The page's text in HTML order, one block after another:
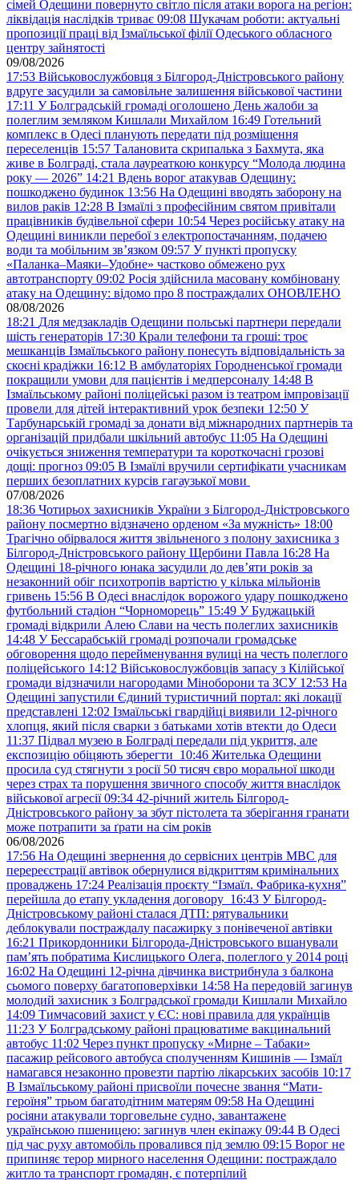
сімей Одещини повернуто світло після атаки ворога на регіон:
ліквідація наслідків триває 09:08 Шукачам роботи: актуальні
пропозиції праці від Ізмаїльської філії Одеського обласного
центру зайнятості
09/08/2026
17:53 Військовослужбовця з Білгород-Дністровського району
вдруге засудили за самовільне залишення військової частини
17:11 У Болградській громаді оголошено День жалоби за
полеглим земляком Кишлали Михайлом 16:49 Готельний
комплекс в Одесі планують передати під розміщення
переселенців 15:57 Талановита скрипалька з Бахмута, яка
живе в Болграді, стала лауреаткою конкурсу “Молода людина
року — 2026” 14:21 Вдень ворог атакував Одещину:
пошкоджено будинок 13:56 На Одещині вводять заборону на
вилов раків 12:28 В Ізмаїлі з професійним святом привітали
працівників будівельної сфери 10:54 Через російську атаку на
Одещині виникли перебої з електропостачанням, подачею
води та мобільним звʼязком 09:57 У пункті пропуску
«Паланка–Маяки–Удобне» частково обмежено рух
автотранспорту 09:02 Росія здійснила масовану комбіновану
атаку на Одещину: відомо про 8 постраждалих ОНОВЛЕНО
08/08/2026
18:21 Для медзакладів Одещини польські партнери передали
шість генераторів 17:30 Крали телефони та гроші: троє
мешканців Ізмаїльського району понесуть відповідальність за
скоєні крадіжки 16:12 В амбулаторіях Городненської громади
покращили умови для пацієнтів і медперсоналу 14:48 В
Ізмаїльському районі поліцейські разом із театром імпровізації
провели для дітей інтерактивний урок безпеки 12:50 У
Тарбунарській громаді за донати від міжнародних партнерів та
організацій придбали шкільний автобус 11:05 На Одещині
очікується зниження температури та короткочасні грозові
дощі: прогноз 09:05 В Ізмаїлі вручили сертифікати учасникам
перших безоплатних курсів гагаузької мови
07/08/2026
18:36 Чотирьох захисників України з Білгород-Дністровського
району посмертно відзначено орденом «За мужність» 18:00
Трагічно обірвалося життя звільненого з полону захисника з
Білгород-Дністровського району Щербини Павла 16:28 На
Одещині 18-річного юнака засудили до дев’яти років за
незаконний обіг психотропів вартістю у кілька мільйонів
гривень 15:56 В Одесі внаслідок ворожого удару пошкоджено
футбольний стадіон “Чорноморець” 15:49 У Буджацькій
громаді відкрили Алею Слави на честь полеглих захисників
14:48 У Бессарабській громаді розпочали громадське
обговорення щодо перейменування вулиці на честь полеглого
поліцейського 14:12 Військовослужбовців запасу з Кілійської
громади відзначили нагородами Міноборони та ЗСУ 12:53 На
Одещині запустили Єдиний туристичний портал: які локації
представлені 12:02 Ізмаїльські гвардійці виявили 12-річного
хлопця, який після сварки з батьками хотів втекти до Одеси
11:37 Підвал музею в Болграді передали під укриття, але
експозицію обіцяють зберегти 10:46 Жителька Одещини
просила суд стягнути з росії 50 тисяч євро моральної шкоди
через страх та порушення звичного способу життя внаслідок
військової агресії 09:34 42-річний житель Білгород-
Дністровського району за збут пістолета та зберігання гранати
може потрапити за ґрати на сім років
06/08/2026
17:56 На Одещині звернення до сервісних центрів МВС для
перереєстрації автівок обернулися відкриттям кримінальних
проваджень 17:24 Реалізація проєкту “Ізмаїл. Фабрика-кухня”
перейшла до етапу укладення договору 16:43 У Білгород-
Дністровському районі сталася ДТП: рятувальники
деблокували постраждалу пасажирку з понівеченої автівки
16:21 Прикордонники Білгорода-Дністровського вшанували
пам’ять побратима Кислицького Олега, полеглого у 2014 році
16:02 На Одещині 12-річна дівчинка вистрибнула з балкона
сьомого поверху багатоповерхівки 14:58 На передовій загинув
молодий захисник з Болградської громади Кишлали Михайло
14:09 Тимчасовий захист у ЄС: нові правила для українців
11:23 У Болградському районі працюватиме вакцинальний
автобус 11:02 Через пункт пропуску «Мирне – Табаки»
пасажир рейсового автобуса сполученням Кишинів — Ізмаїл
намагався незаконно провезти партію лікарських засобів 10:17
В Ізмаїльському районі присвоїли почесне звання “Мати-
героїня” трьом багатодітним матерям 09:58 На Одещині
росіяни атакували торговельне судно, завантажене
українською пшеницею: загинув член екіпажу 09:44 В Одесі
під час руху автомобіль провалився під землю 09:15 Ворог не
припиняє терор мирного населення Одещини: постраждало
житло та транспорт громадян, є потерпілий